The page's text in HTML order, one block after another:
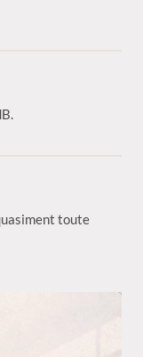
toute